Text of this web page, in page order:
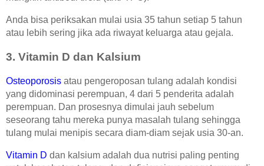
Anda bisa periksakan mulai usia 35 tahun setiap 5 tahun
atau lebih sering jika ada riwayat keluarga atau gejala.
3. Vitamin D dan Kalsium
Osteoporosis atau pengeroposan tulang adalah kondisi
yang didominasi perempuan, 4 dari 5 penderita adalah
perempuan. Dan prosesnya dimulai jauh sebelum
seseorang tahu mereka punya masalah tulang sehingga
tulang mulai menipis secara diam-diam sejak usia 30-an.
Vitamin D dan kalsium adalah dua nutrisi paling penting